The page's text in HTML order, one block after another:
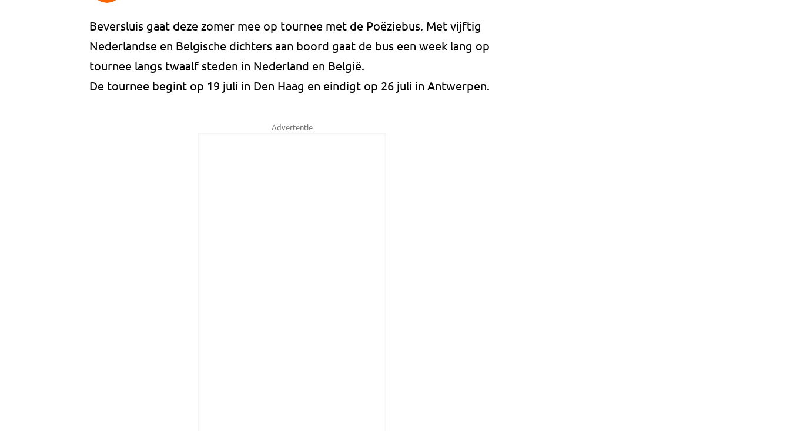
Beversluis gaat deze zomer mee op tournee met de Poëziebus. Met vijftig
Nederlandse en Belgische dichters aan boord gaat de bus een week lang op
tournee langs twaalf steden in Nederland en België.
De tournee begint op 19 juli in Den Haag en eindigt op 26 juli in Antwerpen.
Advertentie